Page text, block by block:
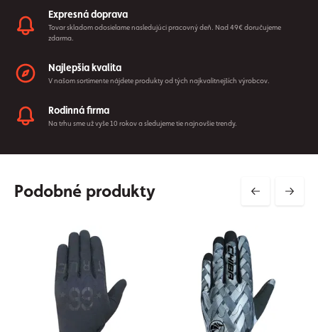
Expresná doprava
Tovar skladom odosielame nasledujúci pracovný deň. Nad 49€ doručujeme
zdarma.
Najlepšia kvalita
V našom sortimente nájdete produkty od tých najkvalitnejších výrobcov.
Rodinná firma
Na trhu sme už vyše 10 rokov a sledujeme tie najnovšie trendy.
Podobné produkty